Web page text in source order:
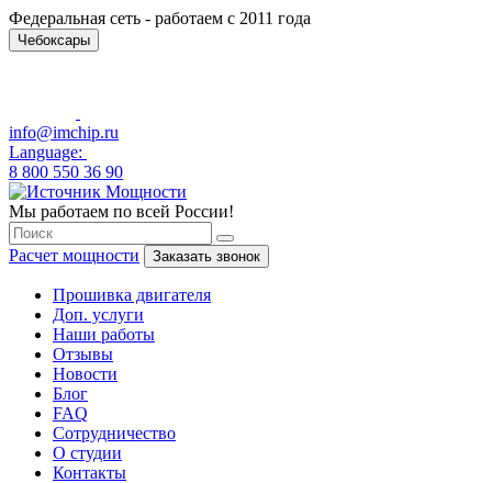
Федеральная сеть - работаем с 2011 года
Чебоксары
info@imchip.ru
Language:
8 800 550 36 90
Мы работаем по всей России!
Расчет мощности Заказать звонок
Прошивка двигателя
Доп. услуги
Наши работы
Отзывы
Новости
Блог
FAQ
Сотрудничество
О студии
Контакты